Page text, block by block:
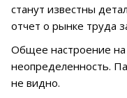
станут известны
отчет о рынке труда
Общее настроение
неопределенность.
не видно.